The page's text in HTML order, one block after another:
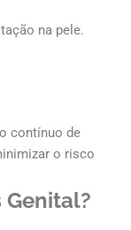
na pele.
contínuo de
o risco
Genital?